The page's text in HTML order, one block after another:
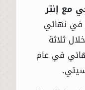
مع إنتر
في نهائي
ثلاثة
في عام